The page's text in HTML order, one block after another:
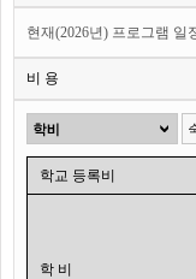
현재(2026년) 프로그램 일
비 용
학교 등록비
학 비